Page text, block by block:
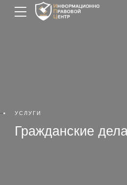
УСЛУГИ
Гражданские